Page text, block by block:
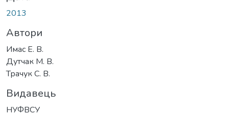
2013
Автори
Имас Е. В.
Дутчак М. В.
Трачук С. В.
Видавець
НУФВСУ